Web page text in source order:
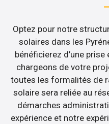
Optez pour notre
solaires dans les
bénéficierez d’une
chargeons de votre
toutes les formalités de
solaire sera reliée au
démarches
expérience et notre